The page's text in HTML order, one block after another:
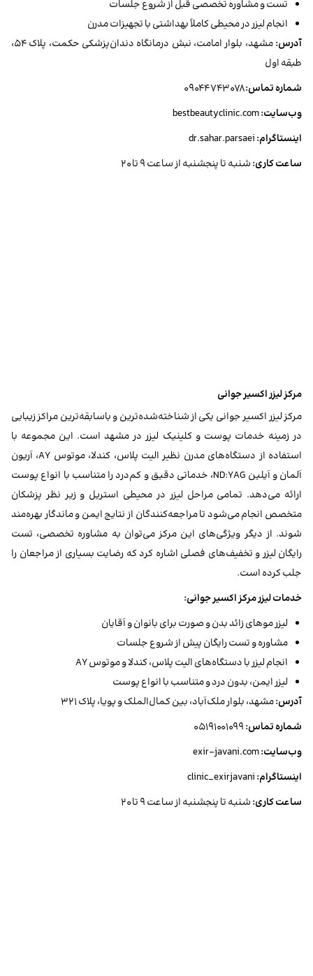
تست و مشاوره تخصصی قبل از شروع جلسات
انجام لیزر در محیطی کاملاً بهداشتی با تجهیزات مدرن
آدرس:
مشهد، بلوار امامت، نبش درمانگاه دندان‌پزشکی حکمت، پلاک ۵۴،
طبقه اول
شماره تماس:۰۹۰۴۴۷۴۳۰۷۸
وب‌سایت:
اینستاگرام:
ساعت کاری:شنبه تا پنجشنبه از ساعت ۹ تا ۲۰
مرکز لیزر اکسیر جوانی
مرکز لیزر اکسیر جوانی یکی از شناخته‌شده‌ترین و باسابقه‌ترین مراکز زیبایی
در زمینه خدمات پوست و کلینیک لیزر در مشهد است. این مجموعه با
استفاده از دستگاه‌های مدرن نظیر الیت پلاس، کندلا، موتوس AY، آریون
آلمان و آیلین ND:YAG، خدماتی دقیق و کم‌درد را متناسب با انواع پوست
ارائه می‌دهد. تمامی مراحل لیزر در محیطی استریل و زیر نظر پزشکان
متخصص انجام می‌شود تا مراجعه‌کنندگان از نتایج ایمن و ماندگار بهره‌مند
شوند. از دیگر ویژگی‌های این مرکز می‌توان به مشاوره تخصصی، تست
رایگان لیزر و تخفیف‌های فصلی اشاره کرد که رضایت بسیاری از مراجعان را
جلب کرده است.
خدمات لیزر مرکز اکسیر جوانی:
لیزر موهای زائد بدن و صورت برای بانوان و آقایان
مشاوره و تست رایگان پیش از شروع جلسات
انجام لیزر با دستگاه‌های الیت پلاس، کندلا و موتوس AY
لیزر ایمن، بدون درد و متناسب با انواع پوست
آدرس:مشهد، بلوار ملک‌آباد، بین کمال‌الملک و پویا، پلاک ۳۲۱
شماره تماس:
وب‌سایت:
اینستاگرام:
ساعت کاری:شنبه تا پنجشنبه از ساعت ۹ تا ۲۰